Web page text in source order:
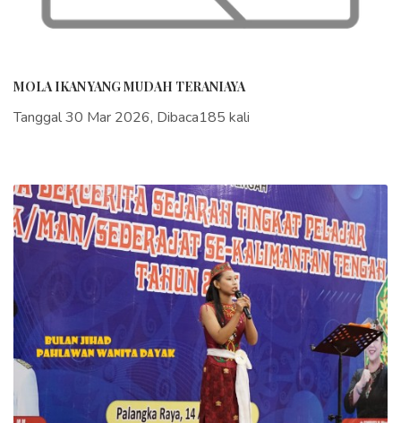
MOLA IKAN YANG MUDAH TERANIAYA
Tanggal 30 Mar 2026, Dibaca185 kali